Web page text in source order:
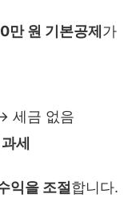
만 원 기본공제 가
세금 없음
세
익을 조절 합니다.